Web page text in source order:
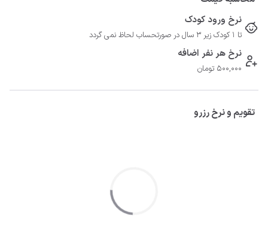
نرخ ورود کودک
تا 1 کودک زیر 3 سال در صورتحساب لحاظ نمی گردد
نرخ هر نفر اضافه
500,000 تومان
تقویم و نرخ رزرو